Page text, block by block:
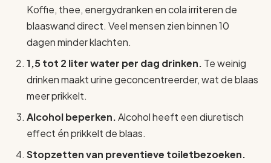
Koffie, thee, energydranken en cola irriteren de
blaaswand direct. Veel mensen zien binnen 10
dagen minder klachten.
1,5 tot 2 liter water per dag drinken. Te weinig
drinken maakt urine geconcentreerder, wat de blaas
meer prikkelt.
Alcohol beperken.Alcohol heeft een diuretisch
effect én prikkelt de blaas.
Stopzetten van preventieve toiletbezoeken.